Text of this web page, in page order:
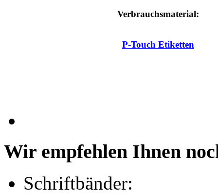
Verbrauchsmaterial:
P-Touch Etiketten
Wir empfehlen Ihnen
Schriftbänder: